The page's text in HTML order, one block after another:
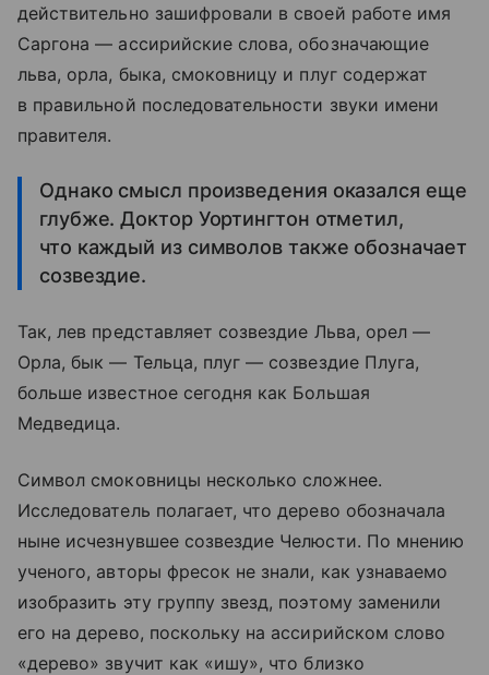
действительно зашифровали в своей работе имя
Саргона — ассирийские слова, обозначающие
льва, орла, быка, смоковницу и плуг содержат
в правильной последовательности звуки имени
правителя.
Однако смысл произведения оказался еще
глубже. Доктор Уортингтон отметил,
что каждый из символов также обозначает
созвездие.
Так, лев представляет созвездие Льва, орел —
Орла, бык — Тельца, плуг — созвездие Плуга,
больше известное сегодня как Большая
Медведица.
Символ смоковницы несколько сложнее.
Исследователь полагает, что дерево обозначала
ныне исчезнувшее созвездие Челюсти. По мнению
ученого, авторы фресок не знали, как узнаваемо
изобразить эту группу звезд, поэтому заменили
его на дерево, поскольку на ассирийском слово
«дерево» звучит как «ишу», что близко